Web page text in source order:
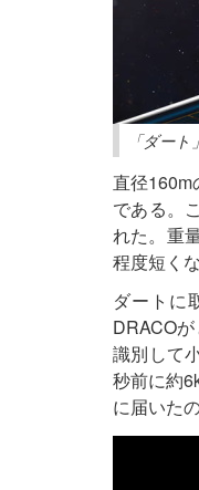
「ダー
直径160m
である。
れた。重
程度短く
ダートに
DRACO
識別して
秒前に約
に届いた